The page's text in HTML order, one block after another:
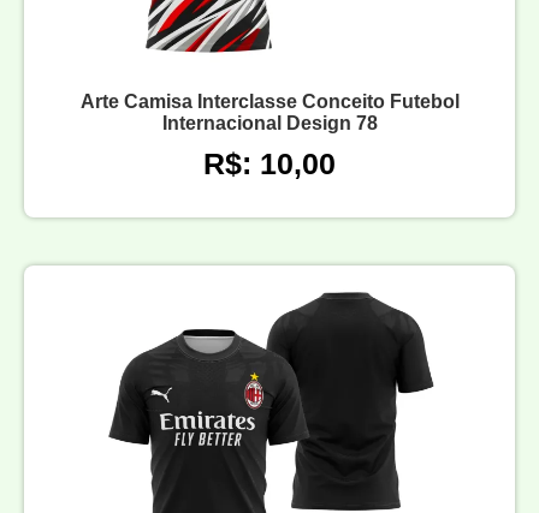
Arte Camisa Interclasse Conceito Futebol
Internacional Design 78
R$: 10,00